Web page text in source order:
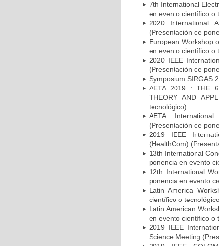
7th International
en evento científico o
2020 International
(Presentación de
European Workshop
en evento científico o
2020 IEEE
(Presentación de
Symposium SIRGAS
AETA 2019 : THE
THEORY AND
tecnológico)
AETA:
(Presentación de
2019 IEEE
(HealthCom)
13th International
ponencia en evento
12th International
ponencia en evento
Latin America
científico o
Latin American
en evento científico o
2019 IEEE
Science Meeting